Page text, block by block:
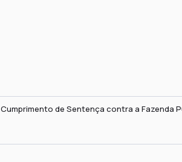
Cumprimento de Sentença contra a Fazenda